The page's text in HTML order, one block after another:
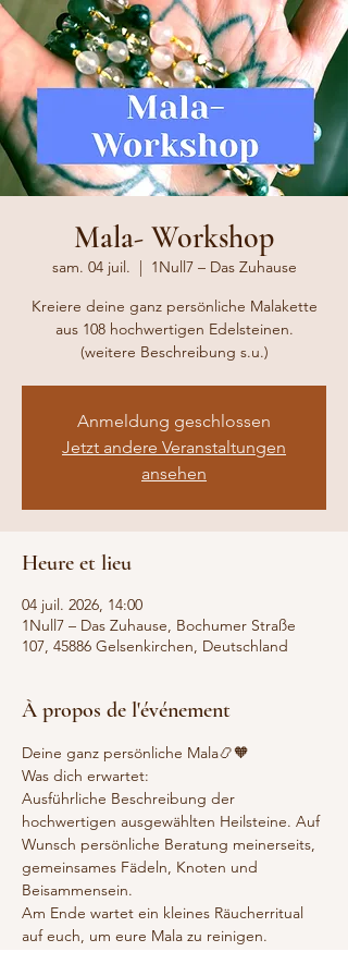
Mala- Workshop
sam. 04 juil.
  |
1Null7 – Das Zuhause
Kreiere deine ganz persönliche Malakette
aus 108 hochwertigen Edelsteinen.
(weitere Beschreibung s.u.)
Anmeldung geschlossen
Jetzt andere Veranstaltungen
ansehen
Heure et lieu
04 juil. 2026, 14:00
1Null7 – Das Zuhause, Bochumer Straße
107, 45886 Gelsenkirchen, Deutschland
À propos de l'événement
Deine ganz persönliche Mala📿🧡
Was dich erwartet:
Ausführliche Beschreibung der
hochwertigen ausgewählten Heilsteine. Auf
Wunsch persönliche Beratung meinerseits,
gemeinsames Fädeln, Knoten und
Beisammensein.
Am Ende wartet ein kleines Räucherritual
auf euch, um eure Mala zu reinigen.